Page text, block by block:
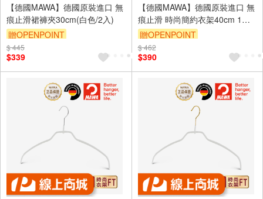
【德國MAWA】德國原裝進口 無
痕止滑裙褲夾30cm(白色/2入)
贈OPENPOINT
$ 445
$339
【德國MAWA】德國原裝進口 無
痕止滑 時尚簡約衣架40cm 1入/
白
贈OPENPOINT
$ 462
$390